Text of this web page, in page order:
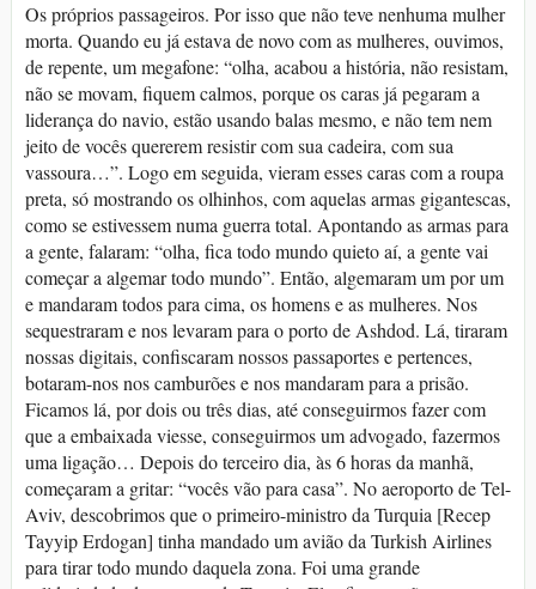
Os próprios passageiros. Por isso que não teve nenhuma mulher
morta. Quando eu já estava de novo com as mulheres, ouvimos,
de repente, um megafone: “olha, acabou a história, não resistam,
não se movam, fiquem calmos, porque os caras já pegaram a
liderança do navio, estão usando balas mesmo, e não tem nem
jeito de vocês quererem resistir com sua cadeira, com sua
vassoura…”. Logo em seguida, vieram esses caras com a roupa
preta, só mostrando os olhinhos, com aquelas armas gigantescas,
como se estivessem numa guerra total. Apontando as armas para
a gente, falaram: “olha, fica todo mundo quieto aí, a gente vai
começar a algemar todo mundo”. Então, algemaram um por um
e mandaram todos para cima, os homens e as mulheres. Nos
sequestraram e nos levaram para o porto de Ashdod. Lá, tiraram
nossas digitais, confiscaram nossos passaportes e pertences,
botaram-nos nos camburões e nos mandaram para a prisão.
Ficamos lá, por dois ou três dias, até conseguirmos fazer com
que a embaixada viesse, conseguirmos um advogado, fazermos
uma ligação… Depois do terceiro dia, às 6 horas da manhã,
começaram a gritar: “vocês vão para casa”. No aeroporto de Tel-
Aviv, descobrimos que o primeiro-ministro da Turquia [Recep
Tayyip Erdogan] tinha mandado um avião da Turkish Airlines
para tirar todo mundo daquela zona. Foi uma grande